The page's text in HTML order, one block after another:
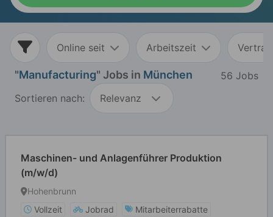
Online seit Arbeitszeit
"Manufacturing" Jobs in München
56 Jobs
Sortieren nach:
Relevanz
Maschinen- und Anlagenführer Produktion
(m/w/d)
Hohenbrunn
Vollzeit
Jobrad
Mitarbeiterrabatte